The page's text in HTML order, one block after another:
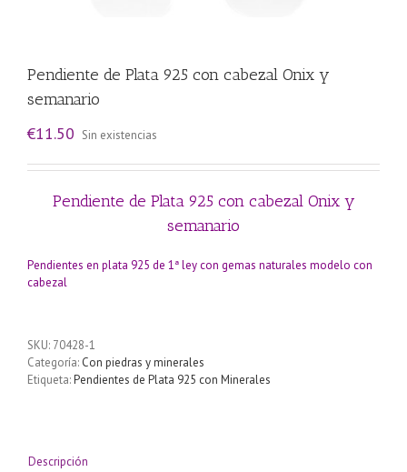
Pendiente de Plata 925 con cabezal Onix y
semanario
€11.50 Sin existencias
Pendiente de Plata 925 con cabezal Onix y
semanario
Pendientes en plata 925 de 1ª ley con gemas naturales modelo con
cabezal
SKU: 70428-1
Categoría: Con piedras y minerales
Etiqueta:Pendientes de Plata 925 con Minerales
Descripción